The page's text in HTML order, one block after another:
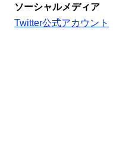
ソーシャルメディア
Twitter公式アカウント